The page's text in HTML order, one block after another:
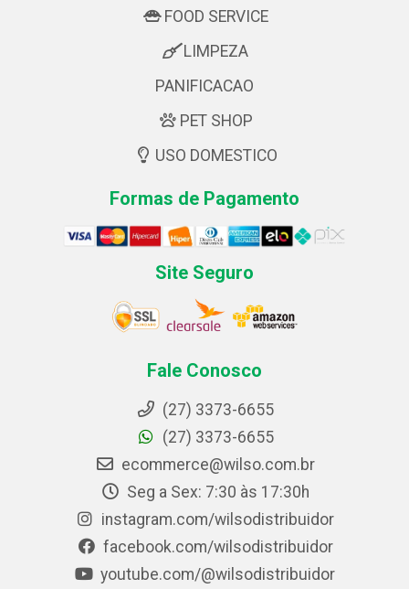
FOOD SERVICE
LIMPEZA
PANIFICACAO
PET SHOP
USO DOMESTICO
Formas de Pagamento
Site Seguro
Fale Conosco
(27) 3373-6655
(27) 3373-6655
ecommerce@wilso.com.br
Seg a Sex: 7:30 às 17:30h
instagram.com/wilsodistribuidor
facebook.com/wilsodistribuidor
youtube.com/@wilsodistribuidor